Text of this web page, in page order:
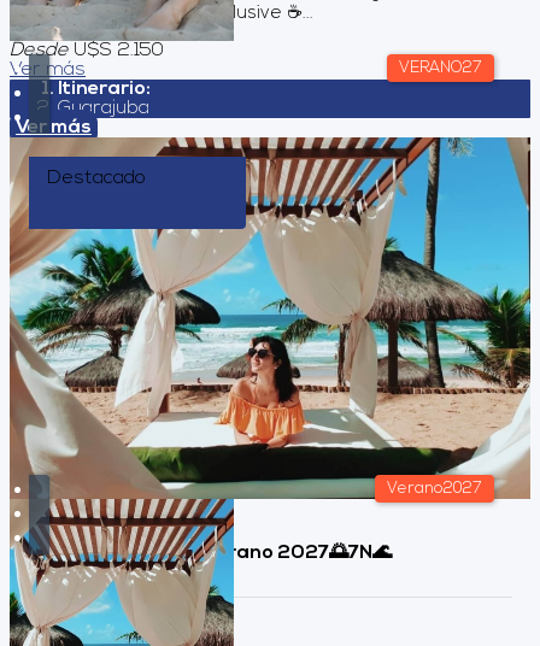
VERANO27
APARTAMENTO Aall Incklusive ☕️...
Desde U$S 2.150
Ver más
Itinerario:
Guarajuba
Ver más
Destacado
Verano2027
Imbassai, Brasil 🏖️Verano 2027🌅7N🌊
Duración: